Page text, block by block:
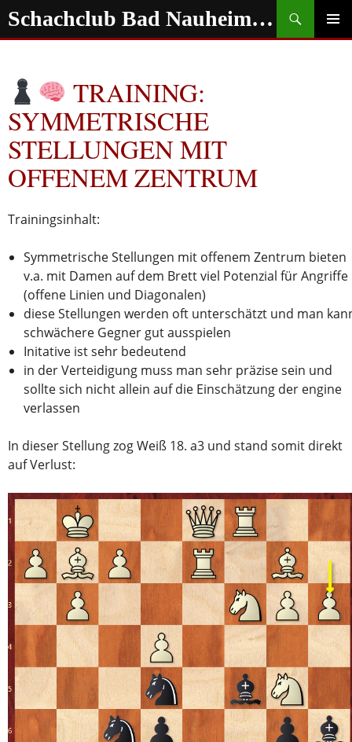
Zum
Inhalt
Schachclub Bad Nauheim e.V.
Suchen
TRAINING:
SYMMETRISCHE
STELLUNGEN MIT
OFFENEM ZENTRUM
Trainingsinhalt:
Symmetrische Stellungen mit offenem Zentrum bieten
v.a. mit Damen auf dem Brett viel Potenzial für Angriffe
(offene Linien und Diagonalen)
diese Stellungen werden oft unterschätzt und man
schwächere Gegner gut ausspielen
Initative ist sehr bedeutend
in der Verteidigung muss man sehr präzise sein und
sollte sich nicht allein auf die Einschätzung der engine
verlassen
In dieser Stellung zog Weiß 18. a3 und stand somit direkt
auf Verlust: